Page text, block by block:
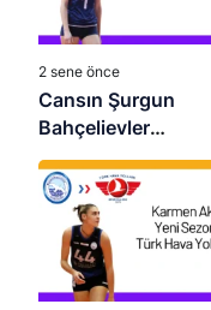
2 sene önce
Cansın Şurgun
Bahçelievler
Belediyespor’da